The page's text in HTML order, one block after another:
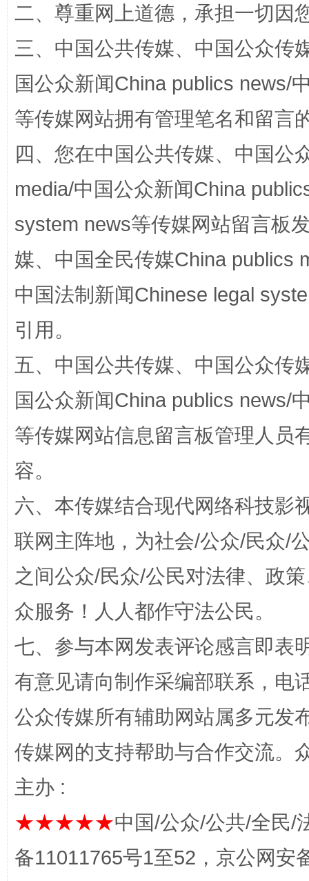
全民健身五年计划来了！等你上场
阿坝州三大球赛在茂县开幕 规模
国家大学科技园优化重塑工作
扯下公款旅游的“隐身衣”
二、尊重网上道德，承担一切因
三、中国公共传媒、中国公众传
国公众新闻China publics news/
等传媒网站拥有管理笔名和留言
四、您在中国公共传媒、中国公
media/中国公众新闻China
system news等传媒网站留言板
媒、中国全民传媒China publics
中国法制新闻Chinese legal
引用。
五、中国公共传媒、中国公众传
国公众新闻China publics news/
等传媒网站信息留言板管理人员
容。
六、本传媒结合现代网络科技影
联网主阵地，为社会/公众/民众/
之间公众/民众/公民对法律、政
众服务！人人都作守法公民。
七、参与本网发表评论感言即表
有意见请向制作采编部联系，电
公众传媒所有辅助网站属多元发
传媒网的支持帮助与合作交流。
主办 :
★★★★★中国/公众/公共/全民/
备11011765号1至52，京公网安